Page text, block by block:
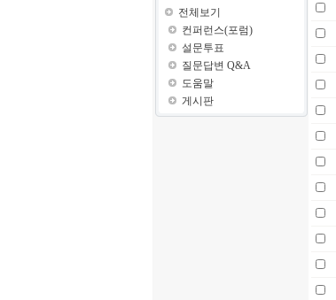
전체보기
컨퍼런스(포럼)
설문투표
질문답변 Q&A
도움말
게시판